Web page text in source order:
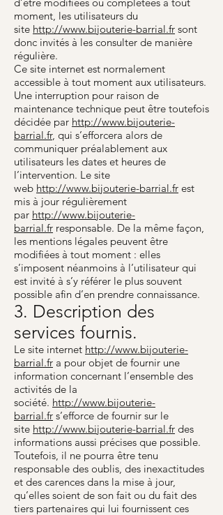
moment, les utilisateurs du
site http://www.bijouterie-barrial.fr sont
donc invités à les consulter de manière
régulière.
Ce site internet est normalement
accessible à tout moment aux utilisateurs.
Une interruption pour raison de
maintenance technique peut être toutefois
décidée par http://www.bijouterie-
barrial.fr, qui s’efforcera alors de
communiquer préalablement aux
utilisateurs les dates et heures de
l’intervention. Le site
web http://www.bijouterie-barrial.fr est
mis à jour régulièrement
par http://www.bijouterie-
barrial.fr responsable. De la même façon,
les mentions légales peuvent être
modifiées à tout moment : elles
s’imposent néanmoins à l’utilisateur qui
est invité à s’y référer le plus souvent
possible afin d’en prendre connaissance.
3. Description des
services fournis.
Le site internet http://www.bijouterie-
barrial.fr a pour objet de fournir une
information concernant l’ensemble des
activités de la
société. http://www.bijouterie-
barrial.fr s’efforce de fournir sur le
site http://www.bijouterie-barrial.fr des
informations aussi précises que possible.
Toutefois, il ne pourra être tenu
responsable des oublis, des inexactitudes
et des carences dans la mise à jour,
qu’elles soient de son fait ou du fait des
tiers partenaires qui lui fournissent ces